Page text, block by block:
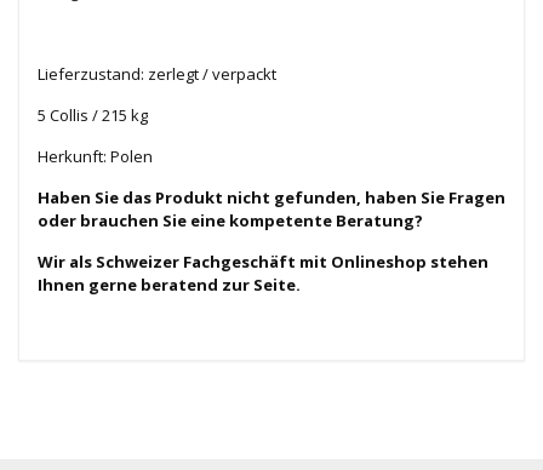
Lieferzustand: zerlegt / verpackt
5 Collis / 215 kg
Herkunft: Polen
Haben Sie das Produkt nicht gefunden, haben Sie Fragen
oder brauchen Sie eine kompetente Beratung?
Wir als Schweizer Fachgeschäft mit Onlineshop stehen
Ihnen gerne beratend zur Seite.